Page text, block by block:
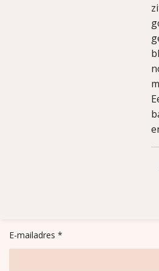
E-mailadres *